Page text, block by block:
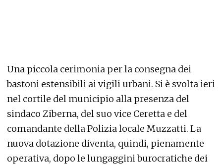
Una piccola cerimonia per la consegna dei
bastoni estensibili ai vigili urbani. Si è svolta ieri
nel cortile del municipio alla presenza del
sindaco Ziberna, del suo vice Ceretta e del
comandante della Polizia locale Muzzatti. La
nuova dotazione diventa, quindi, pienamente
operativa, dopo le lungaggini burocratiche dei